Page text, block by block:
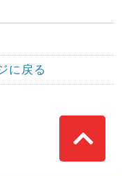
に戻る
Top